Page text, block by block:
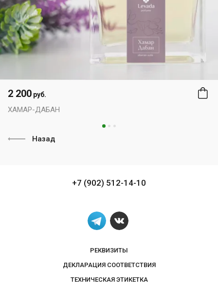
2 200 руб.
ХАМАР-ДАБАН
Назад
+7 (902) 512-14-10
РЕКВИЗИТЫ
ДЕКЛАРАЦИЯ СООТВЕТСТВИЯ
ТЕХНИЧЕСКАЯ ЭТИКЕТКА